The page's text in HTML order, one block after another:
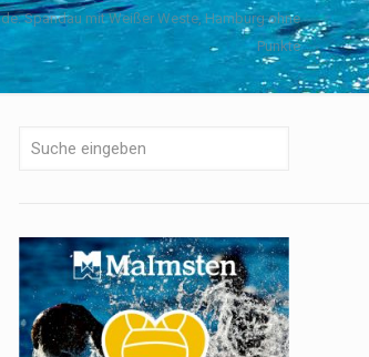
Spandau mit Weißer Weste, Hamburg ohne
Punkte